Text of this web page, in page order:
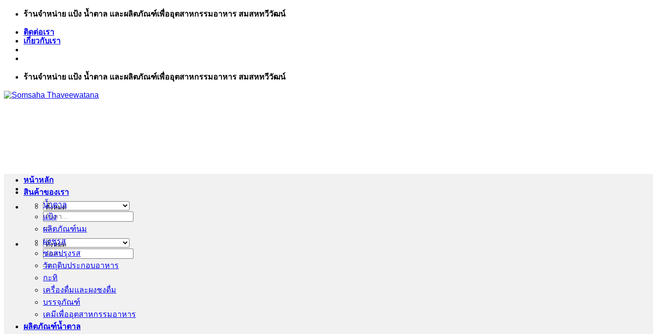
ข้าม
เนื้อหา
ร้านจำหน่าย แป้ง น้ำตาล และผลิตภัณฑ์เพื่ออุตสาหกรรมอาหาร สมสหทวีวัฒน์
ติดต่อเรา
เกี่ยวกับเรา
ร้านจำหน่าย แป้ง น้ำตาล และผลิตภัณฑ์เพื่ออุตสาหกรรมอาหาร สมสหทวีวัฒน์
ค้นหา:
ค้นหา:
หน้าหลัก
สินค้าของเรา
น้ำตาล
แป้ง
ผลิตภัณฑ์นม
ผงชูรส
ซอสปรุงรส
วัตถุดิบประกอบอาหาร
กะทิ
เครื่องดื่มและผงชงดื่ม
บรรจุภัณฑ์
เคมีเพื่ออุตสาหกรรมอาหาร
ผลิตภัณฑ์น้ำตาล